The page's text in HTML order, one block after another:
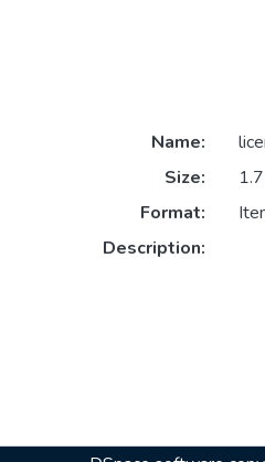
Name:
Size:
Format:
Description: